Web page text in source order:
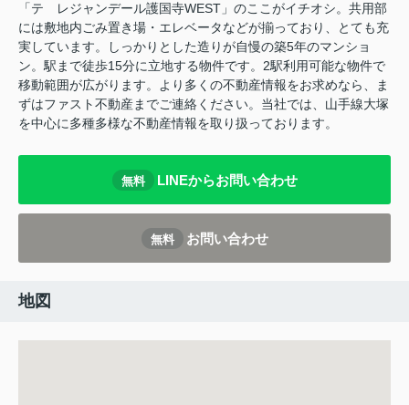
「テ レジャンデール護国寺WEST」のここがイチオシ。共用部
には敷地内ごみ置き場・エレベータなどが揃っており、とても充
実しています。しっかりとした造りが自慢の築5年のマンショ
ン。駅まで徒歩15分に立地する物件です。2駅利用可能な物件で
移動範囲が広がります。より多くの不動産情報をお求めなら、ま
ずはファスト不動産までご連絡ください。当社では、山手線大塚
を中心に多種多様な不動産情報を取り扱っております。
無料 LINEからお問い合わせ
無料 お問い合わせ
地図